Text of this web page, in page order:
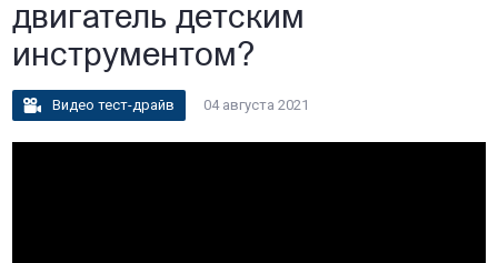
двигатель детским
инструментом?
Видео тест-драйв 04 августа 2021